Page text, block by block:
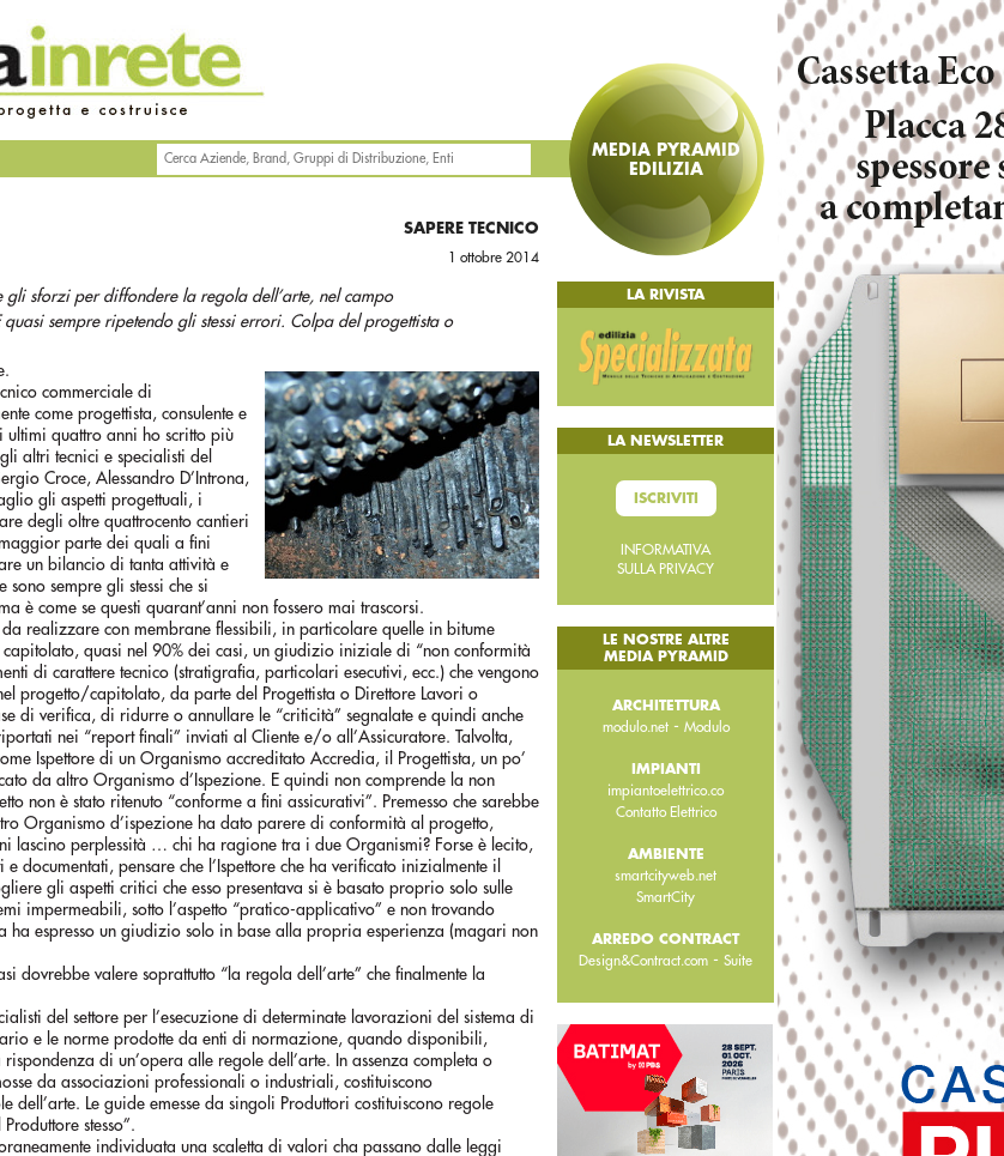
MEDIA PYRAMID
EDILIZIA
SAPERE TECNICO
1 ottobre 2014
sforzi per diffondere la regola dell’arte, nel campo
sempre ripetendo gli stessi errori. Colpa del progettista o
commerciale di
come progettista, consulente e
ultimi quattro anni ho scritto più
altri tecnici e specialisti del
Croce, Alessandro D’Introna,
gli aspetti progettuali, i
degli oltre quattrocento cantieri
parte dei quali a fini
un bilancio di tanta attività e
sempre gli stessi che si
è come se questi quarant’anni non fossero mai trascorsi.
realizzare con membrane flessibili, in particolare quelle in bitume
quasi nel 90% dei casi, un giudizio iniziale di “non conformità
di carattere tecnico (stratigrafia, particolari esecutivi, ecc.) che vengono
progetto/capitolato, da parte del Progettista o Direttore Lavori o
di verifica, di ridurre o annullare le “criticità” segnalate e quindi anche
nei “report finali” inviati al Cliente e/o all’Assicuratore. Talvolta,
Ispettore di un Organismo accreditato Accredia, il Progettista, un po’
da altro Organismo d’Ispezione. E quindi non comprende la non
non è stato ritenuto “conforme a fini assicurativi”. Premesso che sarebbe
Organismo d’ispezione ha dato parere di conformità al progetto,
lascino perplessità … chi ha ragione tra i due Organismi? Forse è lecito,
documentati, pensare che l’Ispettore che ha verificato inizialmente il
gli aspetti critici che esso presentava si è basato proprio solo sulle
impermeabili, sotto l’aspetto “pratico-applicativo” e non trovando
ha espresso un giudizio solo in base alla propria esperienza (magari non
dovrebbe valere soprattutto “la regola dell’arte” che finalmente la
del settore per l’esecuzione di determinate lavorazioni del sistema di
e le norme prodotte da enti di normazione, quando disponibili,
di un’opera alle regole dell’arte. In assenza completa o
da associazioni professionali o industriali, costituiscono
dell’arte. Le guide emesse da singoli Produttori costituiscono regole
stesso”.
individuata una scaletta di valori cha passano dalle leggi
LA RIVISTA
LA NEWSLETTER
ISCRIVITI
INFORMATIVA
SULLA PRIVACY
LE NOSTRE ALTRE
MEDIA PYRAMID
ARCHITETTURA
modulo.net- Modulo
IMPIANTI
impiantoelettrico.co
Contatto Elettrico
AMBIENTE
smartcityweb.net
SmartCity
ARREDO CONTRACT
Design&Contract.com -Suite